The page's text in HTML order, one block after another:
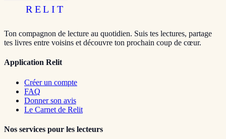
RELIT
Ton compagnon de lecture au quotidien. Suis tes lectures, partage
tes livres entre voisins et découvre ton prochain coup de cœur.
Application Relit
Créer un compte
FAQ
Donner son avis
Le Carnet de Relit
Nos services pour les lecteurs